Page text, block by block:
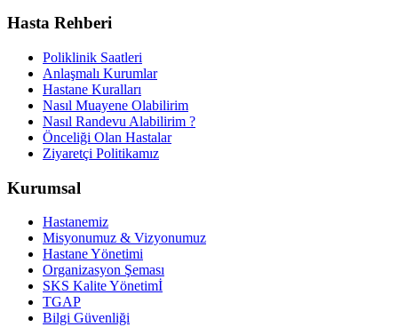
Hasta Rehberi
Poliklinik Saatleri
Anlaşmalı Kurumlar
Hastane Kuralları
Nasıl Muayene Olabilirim
Nasıl Randevu Alabilirim ?
Önceliği Olan Hastalar
Ziyaretçi Politikamız
Kurumsal
Hastanemiz
Misyonumuz & Vizyonumuz
Hastane Yönetimi
Organizasyon Şeması
SKS Kalite Yönetimİ
TGAP
Bilgi Güvenliği